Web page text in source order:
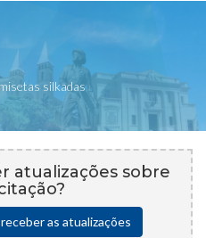
silkadas
atualizações sobre
as atualizações